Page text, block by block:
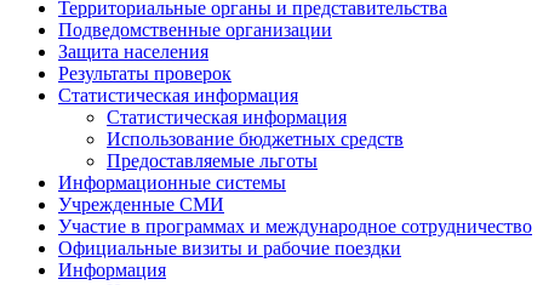
Территориальные органы и представительства
Подведомственные организации
Защита населения
Результаты проверок
Статистическая информация
Статистическая информация
Использование бюджетных средств
Предоставляемые льготы
Информационные системы
Учрежденные СМИ
Участие в программах и международное сотрудничество
Официальные визиты и рабочие поездки
Информация